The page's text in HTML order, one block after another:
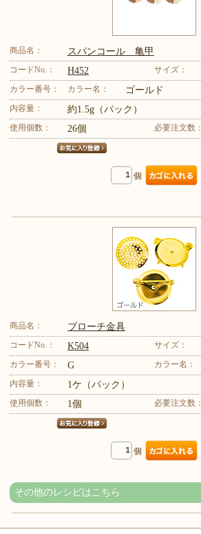
商品名： スパンコール 亀甲
コードNo.： H452 サイズ：
カラー番号： カラー名： ゴールド
内容量： 約1.5g（パック）
使用個数： 26個 必要注文数：
個
商品名： ブローチ金具
コードNo.： K504 サイズ：
カラー番号： G カラー名：
内容量： 1ケ（パック）
使用個数： 1個 必要注文数：
個
その他のレシピはこちら